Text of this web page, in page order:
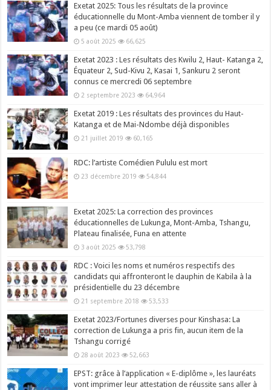
Exetat 2025: Tous les résultats de la province
éducationnelle du Mont-Amba viennent de tomber il y
a peu (ce mardi 05 août)
5 août 2025 66,625
Exetat 2023 : Les résultats des Kwilu 2, Haut- Katanga 2,
Équateur 2, Sud-Kivu 2, Kasai 1, Sankuru 2 seront
connus ce mercredi 06 septembre
2 septembre 2023 64,964
Exetat 2019 : Les résultats des provinces du Haut-
Katanga et de Mai-Ndombe déjà disponibles
21 juillet 2019 60,165
RDC: l’artiste Comédien Pululu est mort
23 décembre 2019 54,844
Exetat 2025: La correction des provinces
éducationnelles de Lukunga, Mont-Amba, Tshangu,
Plateau finalisée, Funa en attente
3 août 2025 53,798
RDC : Voici les noms et numéros respectifs des
candidats qui affronteront le dauphin de Kabila à la
présidentielle du 23 décembre
21 septembre 2018 53,533
Exetat 2023/Fortunes diverses pour Kinshasa: La
correction de Lukunga a pris fin, aucun item de la
Tshangu corrigé
28 août 2023 52,663
EPST: grâce à l’application « E-diplôme », les lauréats
vont imprimer leur attestation de réussite sans aller à